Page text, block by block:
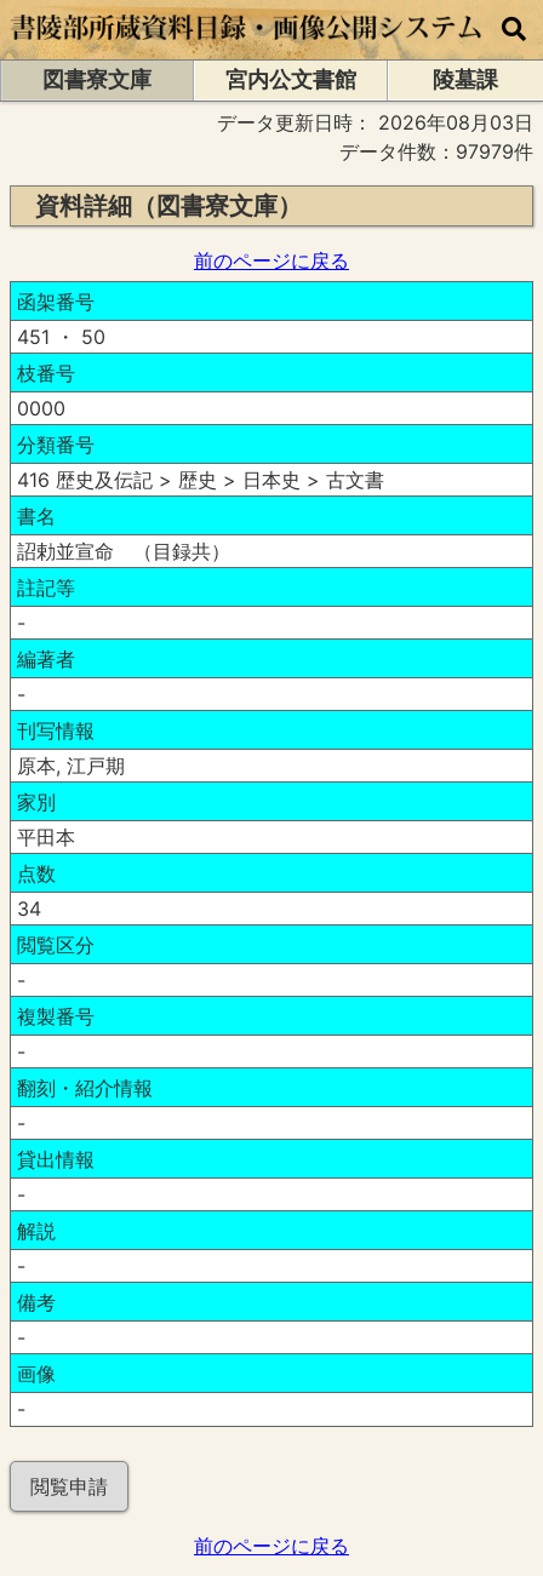
図書寮文庫 宮内公文書館
陵墓課
データ更新日時： 2026年08月03日
データ件数：97979件
資料詳細（図書寮文庫）
前のページに戻る
函架番号
451 ・ 50
枝番号
0000
分類番号
416 歴史及伝記 > 歴史 > 日本史 > 古文書
書名
詔勅並宣命 （目録共）
註記等
-
編著者
-
刊写情報
原本, 江戸期
家別
平田本
点数
34
閲覧区分
-
複製番号
-
翻刻・紹介情報
-
貸出情報
-
解説
-
備考
-
画像
-
閲覧申請
前のページに戻る